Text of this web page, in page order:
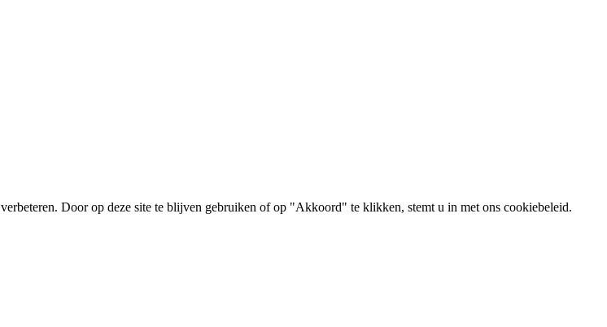
Door op deze site te blijven gebruiken of op "Akkoord" te klikken, stemt u in met ons cookiebeleid.